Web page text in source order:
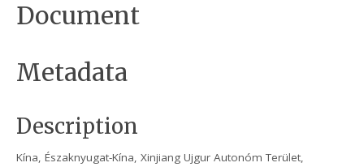
Document
Metadata
Description
Kína, Északnyugat-Kína, Xinjiang Ujgur Autonóm Terület,